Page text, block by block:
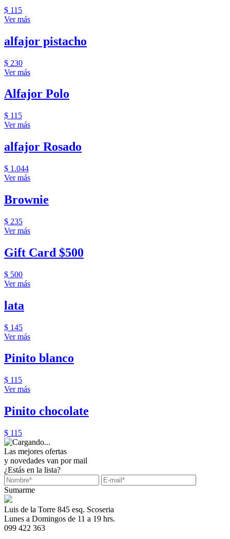
$ 115
Ver más
alfajor pistacho
$ 230
Ver más
Alfajor Polo
$ 115
Ver más
alfajor Rosado
$ 1.044
Ver más
Brownie
$ 235
Ver más
Gift Card $500
$ 500
Ver más
lata
$ 145
Ver más
Pinito blanco
$ 115
Ver más
Pinito chocolate
$ 115
Las mejores ofertas
y novedades van por mail
¿Estás en la lista?
Sumarme
Luis de la Torre 845 esq. Scoseria
Lunes a Domingos de 11 a 19 hrs.
099 422 363